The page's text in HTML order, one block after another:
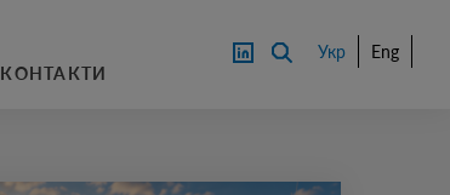
КОНТАКТИ
Eng
Укр